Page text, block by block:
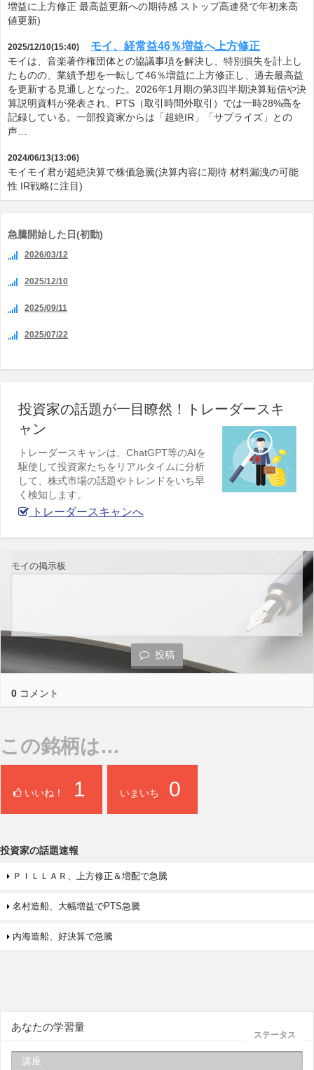
増益に上方修正 最高益更新への期待感 ストップ高連発で年初来高
値更新)
2025/12/10(15:40) モイ、経常益46％増益へ上方修正
モイは、音楽著作権団体との協議事項を解決し、特別損失を計上し
たものの、業績予想を一転して46％増益に上方修正し、過去最高益
を更新する見通しとなった。2026年1月期の第3四半期決算短信や決
算説明資料が発表され、PTS（取引時間外取引）では一時28%高を
記録している。一部投資家からは「超絶IR」「サプライズ」との
声…
2024/06/13(13:06)
モイモイ君が超絶決算で株価急騰(決算内容に期待 材料漏洩の可能
性 IR戦略に注目)
急騰開始した日(初動)
2026/03/12
2025/12/10
2025/09/11
2025/07/22
投資家の話題が一目瞭然！トレーダースキ
ャン
トレーダースキャンは、ChatGPT等のAIを
駆使して投資家たちをリアルタイムに分析
して、株式市場の話題やトレンドをいち早
く検知します。
トレーダースキャンへ
モイの掲示板
投稿
0 コメント
この銘柄は…
いいね！ 1 いまいち 0
投資家の話題速報
ＰＩＬＬＡＲ、上方修正＆増配で急騰
名村造船、大幅増益でPTS急騰
内海造船、好決算で急騰
ステータス
あなたの学習量
講座